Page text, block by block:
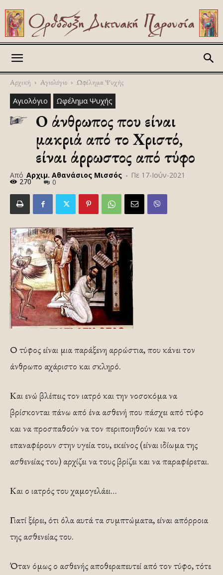
Αρχική Αγιολόγιο Ωφέλημα Ψυχής
Αγιολόγιο Ωφέλημα Ψυχής
Ο άνθρωπος που είναι
μακριά από το Χριστό,
είναι άρρωστος από τύφο
Από Αρχιμ. Αθανάσιος Μισσός - Πε 17-Ιούν-2021
270 0
Ο τύφος είναι μια παράξενη αρρώστια, που κάνει τον
άνθρωπο αχάριστο και σκληρό.
Και ενώ βλέπεις τον ιατρό και την νοσοκόμα να
βρίσκονται πάνω από ένα ασθενή που πάσχει από τύφο
και να προσπαθούν να τον περιποιηθούν και να τον
επαναφέρουν στην υγεία του, εκείνος (είναι ιδίωμα της
ασθενείας του) αρχίζει να τους βρίζει και να παραφέρεται.
Και ο ιατρός του χαμογελάει…
Γιατί ξέρει, ότι όλα αυτά τα συμπτώματα, είναι απόρροια
της ασθενείας του.
Όταν όμως ο ασθενής αποθεραπευτεί από τον τύφο, τότε